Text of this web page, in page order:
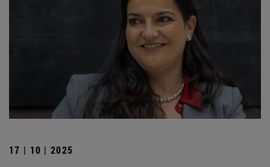
17 | 10 | 2025